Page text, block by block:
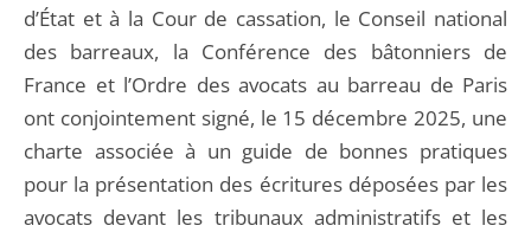
d’État et à la Cour de cassation, le Conseil national
des barreaux, la Conférence des bâtonniers de
France et l’Ordre des avocats au barreau de Paris
ont conjointement signé, le 15 décembre 2025, une
charte associée à un guide de bonnes pratiques
pour la présentation des écritures déposées par les
avocats devant les tribunaux administratifs et les